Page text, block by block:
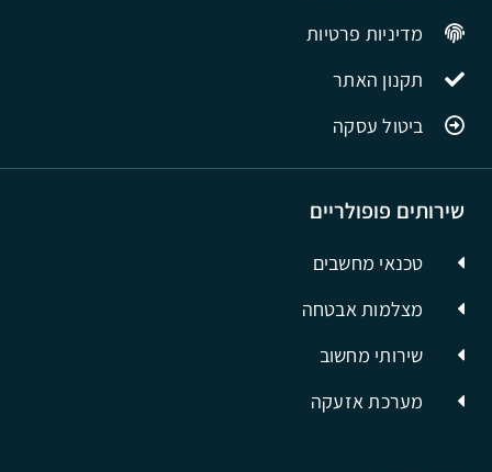
שירותים פופולריים
טכנאי מחשבים
מצלמות אבטחה
שירותי מחשוב
מערכת אזעקה
מדיניות פרטיות
תקנון האתר
ביטול עסקה